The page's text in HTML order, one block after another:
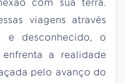
com sua terra.
viagens através
desconhecido, o
a realidade
pelo avanço do